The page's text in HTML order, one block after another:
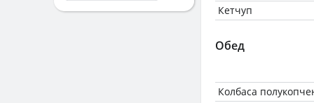
Кетчуп
Обед
Колбаса